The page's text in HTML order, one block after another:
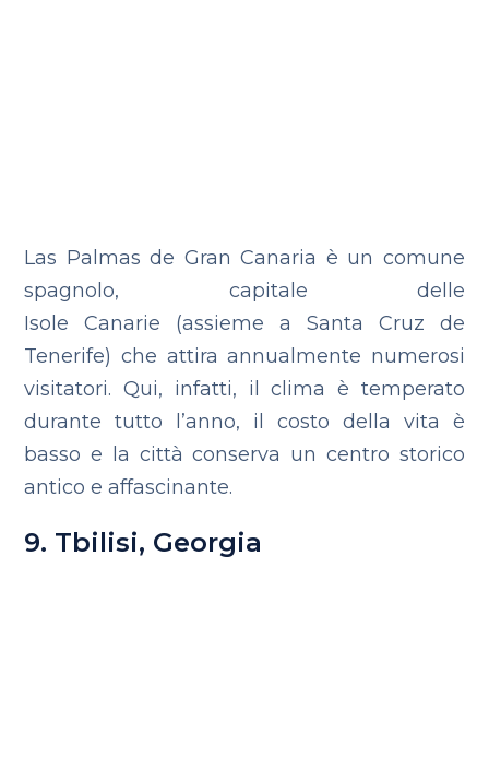
Las Palmas de Gran Canaria è un comune
spagnolo, capitale delle
Isole Canarie (assieme a Santa Cruz de
Tenerife) che attira annualmente numerosi
visitatori. Qui, infatti, il clima è temperato
durante tutto l’anno, il costo della vita è
basso e la città conserva un centro storico
antico e affascinante.
9. Tbilisi, Georgia